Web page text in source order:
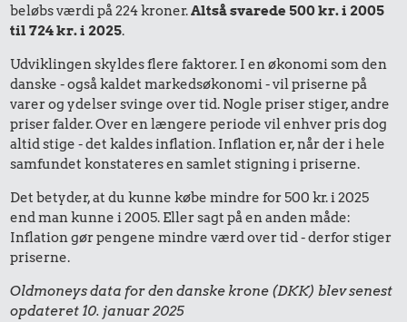
beløbs værdi på 224 kroner.Altså svarede 500 kr. i 2005
til 724 kr. i 2025.
Udviklingen skyldes flere faktorer. I en økonomi som den
danske - også kaldet markedsøkonomi - vil priserne på
varer og ydelser svinge over tid. Nogle priser stiger, andre
priser falder. Over en længere periode vil enhver pris dog
altid stige - det kaldes inflation. Inflation er, når der i hele
samfundet konstateres en samlet stigning i priserne.
Det betyder, at du kunne købe mindre for 500 kr. i 2025
end man kunne i 2005. Eller sagt på en anden måde:
Inflation gør pengene mindre værd over tid - derfor stiger
priserne.
Oldmoneys data for den danske krone (DKK) blev senest
opdateret 10. januar 2025